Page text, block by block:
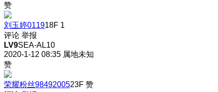
赞
刘玉婷011918F 1
评论 举报
LV9SEA-AL10
2020-1-12 08:35 属地未知
赞
荣耀粉丝9849200523F 赞